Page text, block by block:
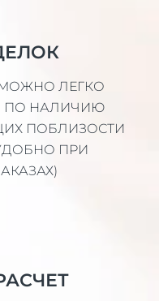
ЛЕГКО
ПО НАЛИЧИЮ
ПОБЛИЗОСТИ
ПРИ